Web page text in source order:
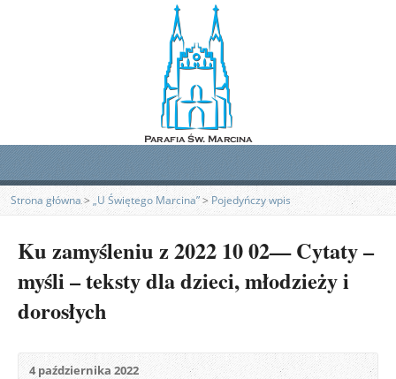
Strona główna> „U Świętego Marcina” >Pojedyńczy wpis
Ku zamyśleniu z 2022 10 02— Cytaty –
myśli – teksty dla dzieci, młodzieży i
dorosłych
4 października 2022